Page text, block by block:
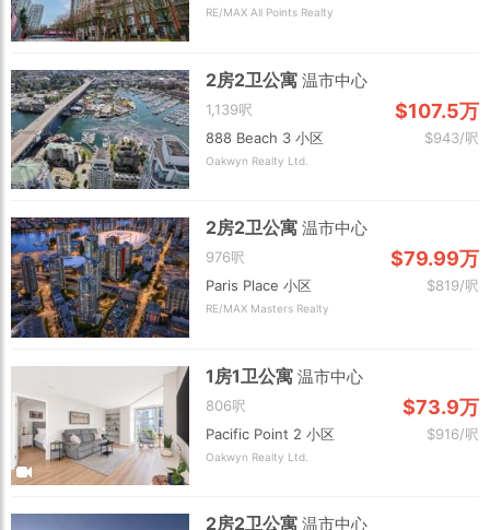
RE/MAX All Points Realty
2房2卫公寓温市中心
1,139呎 $107.5万
888 Beach 3 小区 $943/呎
Oakwyn Realty Ltd.
2房2卫公寓温市中心
976呎 $79.99万
Paris Place 小区 $819/呎
RE/MAX Masters Realty
1房1卫公寓温市中心
806呎 $73.9万
Pacific Point 2 小区 $916/呎
Oakwyn Realty Ltd.
2房2卫公寓温市中心